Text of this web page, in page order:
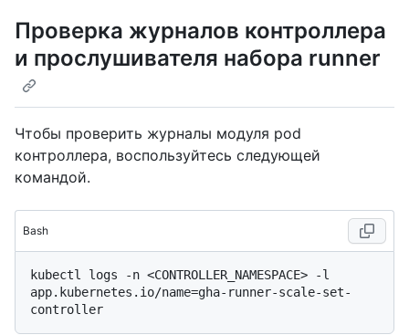
Проверка журналов контроллера
и прослушивателя набора runner
Чтобы проверить журналы модуля pod
контроллера, воспользуйтесь следующей
командой.
Bash
kubectl logs -n <CONTROLLER_NAMESPACE> -l
app.kubernetes.io/name=gha-runner-scale-set-